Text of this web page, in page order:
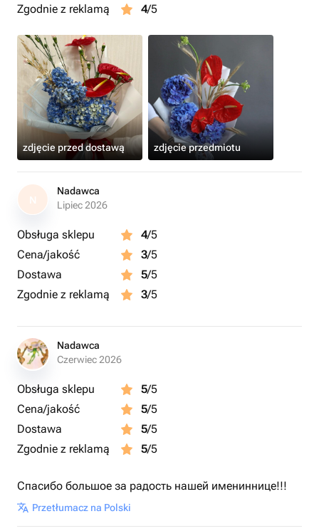
Zgodnie z reklamą
4/5
zdjęcie przed dostawą zdjęcie przedmiotu
N
Nadawca
Lipiec 2026
Obsługa sklepu 4/5
Cena/jakość
3/5
Dostawa
5/5
Zgodnie z reklamą
3/5
Nadawca
Czerwiec 2026
Obsługa sklepu 5/5
Cena/jakość
5/5
Dostawa
5/5
Zgodnie z reklamą
5/5
Спасибо большое за радость нашей имениннице!!!
Przetłumacz na Polski